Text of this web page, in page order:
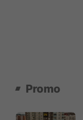
Promo